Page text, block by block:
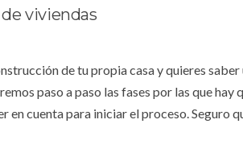
viviendas
de tu propia casa y quieres
paso a paso las fases por las que
en cuenta para iniciar el proceso. Seguro